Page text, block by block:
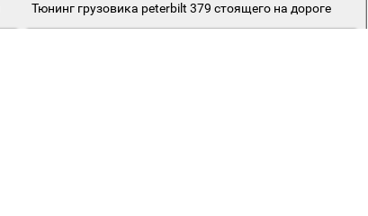
Тюнинг грузовика peterbilt 379 стоящего на дороге